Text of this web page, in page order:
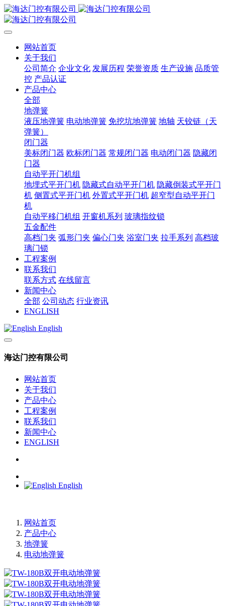
网站首页
关于我们
公司简介 企业文化 发展历程 荣誉资质 生产设施 品质管
控 产品认证
产品中心
全部
地弹簧
液压地弹簧 电动地弹簧 免挖坑地弹簧 地轴 天铰链（天
弹簧）
闭门器
美标闭门器 欧标闭门器 常规闭门器 电动闭门器 隐藏闭
门器
自动平开门机组
地埋式平开门机 隐藏式自动平开门机 隐藏倒装式平开门
机 侧置式平开门机 外置式平开门机 超窄型自动平开门
机
自动平移门机组 开窗机系列 玻璃指纹锁
五金配件
高档门夹 弧形门夹 偏心门夹 浴室门夹 拉手系列 高档玻
璃门锁
工程案例
联系我们
联系方式 在线留言
新闻中心
全部 公司动态 行业资讯
ENGLISH
English
海达门控有限公司
网站首页
关于我们
产品中心
工程案例
联系我们
新闻中心
ENGLISH
English
网站首页
产品中心
地弹簧
电动地弹簧